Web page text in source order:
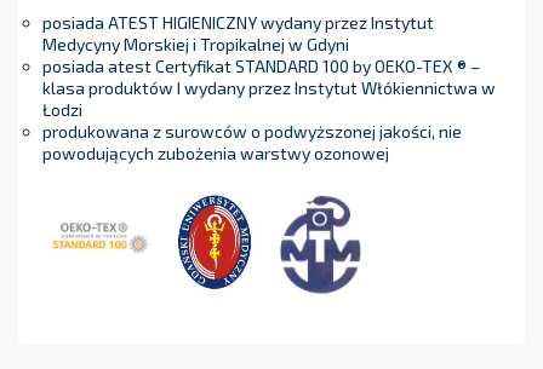
posiada ATEST HIGIENICZNY wydany przez Instytut
Medycyny Morskiej i Tropikalnej w Gdyni
posiada atest Certyfikat STANDARD 100 by OEKO-TEX ® –
klasa produktów I wydany przez Instytut Włókiennictwa w
Łodzi
produkowana z surowców o podwyższonej jakości, nie
powodujących zubożenia warstwy ozonowej